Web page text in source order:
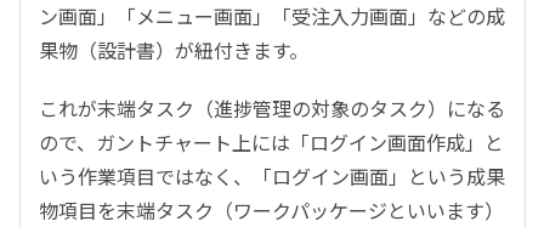
ン画面」「メニュー画面」「受注入力画面」などの成
果物（設計書）が紐付きます。
これが末端タスク（進捗管理の対象のタスク）になる
ので、ガントチャート上には「ログイン画面作成」と
いう作業項目ではなく、「ログイン画面」 という成果
物項目を末端タスク（ワークパッケージといいます）